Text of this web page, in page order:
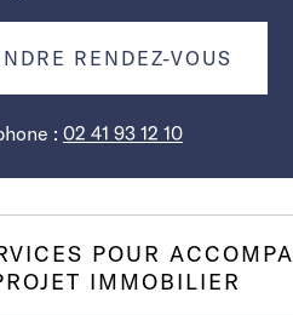
RENDEZ-VOUS
: 02 41 93 12 10
POUR
IMMOBILIER